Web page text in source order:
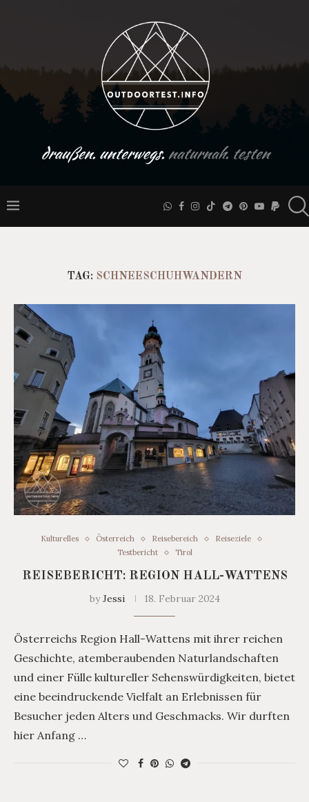
draußen. unterwegs.naturnah. testen
TAG: SCHNEESCHUHWANDERN
Kulturelles Österreich Reisebereich
Reiseziele
Testbericht
Tirol
REISEBERICHT: REGION HALL-WATTENS
byJessi 18. Februar 2024
Österreichs Region Hall-Wattens mit ihrer reichen
Geschichte, atemberaubenden Naturlandschaften
und einer Fülle kultureller Sehenswürdigkeiten, bietet
eine beeindruckende Vielfalt an Erlebnissen für
Besucher jeden Alters und Geschmacks. Wir durften
hier Anfang …